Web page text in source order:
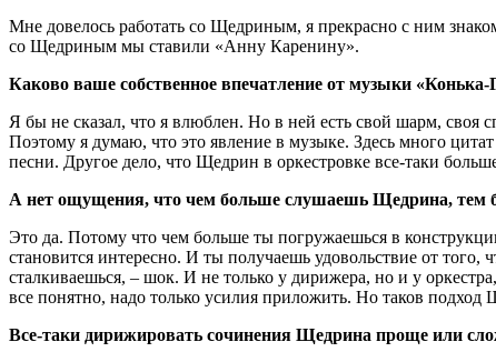
Мне довелось работать со Щедриным, я прекрасно с ним
со Щедриным мы ставили «Анну Каренину».
Каково ваше собственное впечатление от музыки
Я бы не сказал, что я влюблен. Но в ней есть свой шарм, своя
Поэтому я думаю, что это явление в музыке. Здесь много
песни. Другое дело, что Щедрин в оркестровке все-таки
А нет ощущения, что чем больше слушаешь Щедрина, тем
Это да. Потому что чем больше ты погружаешься в
становится интересно. И ты получаешь удовольствие от того,
сталкиваешься, ‒ шок. И не только у дирижера, но и у
все понятно, надо только усилия приложить. Но таков
Все-таки дирижировать сочинения Щедрина проще или